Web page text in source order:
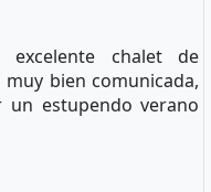
chalet de
bien comunicada,
un estupendo verano